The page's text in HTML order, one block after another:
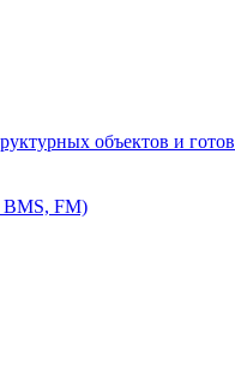
объектов и
BMS, FM)